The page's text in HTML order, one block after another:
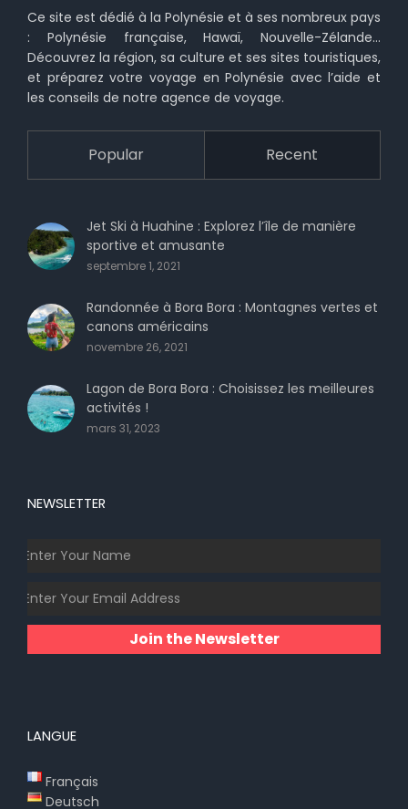
Ce site est dédié à la Polynésie et à ses nombreux pays
: Polynésie française, Hawaï, Nouvelle-Zélande…
Découvrez la région, sa culture et ses sites touristiques,
et préparez votre voyage en Polynésie avec l’aide et
les conseils de notre agence de voyage.
Popular Recent
Jet Ski à Huahine : Explorez l’île de manière
sportive et amusante
septembre 1, 2021
Randonnée à Bora Bora : Montagnes vertes et
canons américains
novembre 26, 2021
Lagon de Bora Bora : Choisissez les meilleures
activités !
mars 31, 2023
NEWSLETTER
Join the Newsletter
LANGUE
Français
Deutsch